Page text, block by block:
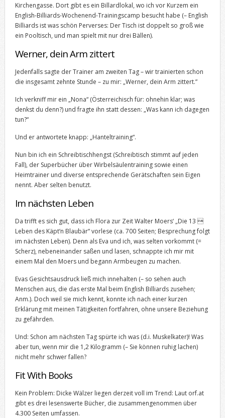
Kirchengasse. Dort gibt es ein Billardlokal, wo ich vor Kurzem ein
English-Billiards-Wochenend-Trainingscamp besucht habe (– English
Billiards ist was schön Perverses: Der Tisch ist doppelt so groß wie
ein Pooltisch, und man spielt mit nur drei Bällen).
Werner, dein Arm zittert
Jedenfalls sagte der Trainer am zweiten Tag – wir trainierten schon
die insgesamt zehnte Stunde – zu mir: „Werner, dein Arm zittert.”
Ich verkniff mir ein „Nona“ (Österreichisch für: ohnehin klar; was
denkst du denn?) und fragte ihn statt dessen: „Was kann ich dagegen
tun?“
Und er antwortete knapp: „Hanteltraining“.
Nun bin ich ein Schreibtischhengst (Schreibtisch stimmt auf jeden
Fall), der Superbücher über Wirbelsäulentraining sowie einen
Heimtrainer und diverse entsprechende Gerätschaften sein Eigen
nennt. Aber selten benutzt.
Im nächsten Leben
Da trifft es sich gut, dass ich Flora zur Zeit Walter Moers‘ „Die 13 
Leben des Käpt‘n Blaubär“ vorlese (ca. 700 Seiten; Besprechung folgt
im nächsten Leben). Denn als Eva und ich, was selten vorkommt (=
Scherz), nebeneinander saßen und lasen, schnappte ich mir mit
einem Mal den Moers und begann Armbeugen zu machen.
Evas Gesichtsausdruck ließ mich innehalten (– so sehen auch
Menschen aus, die das erste Mal beim English Billiards zusehen;
Anm.). Doch weil sie mich kennt, konnte ich nach einer kurzen
Erklärung mit meinen Tätigkeiten fortfahren, ohne unsere Beziehung
zu gefährden.
Und: Schon am nächsten Tag spürte ich was (d.i. Muskelkater)! Was
aber tun, wenn mir die 1,2 Kilogramm (– Sie können ruhig lachen)
nicht mehr schwer fallen?
Fit With Books
Kein Problem: Dicke Wälzer liegen derzeit voll im Trend: Laut orf.at
gibt es drei lesenswerte Bücher, die zusammengenommen über
4.300 Seiten umfassen.